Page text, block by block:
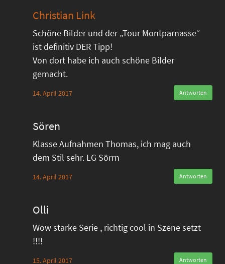
Christian Link
Schöne Bilder und der „Tour Montparnasse“
ist definitiv DER Tipp!
Von dort habe ich auch schöne Bilder
gemacht.
14. April 2017 Antworten
Sören
Klasse Aufnahmen Thomas, ich mag auch
dem Stil sehr. LG Sörrn
14. April 2017 Antworten
Olli
Wow starke Serie , richtig cool in Szene setzt
!!!!
15. April 2017 Antworten